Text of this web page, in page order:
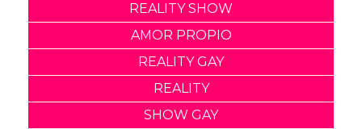
REALITY SHOW
AMOR PROPIO
REALITY GAY
REALITY
SHOW GAY